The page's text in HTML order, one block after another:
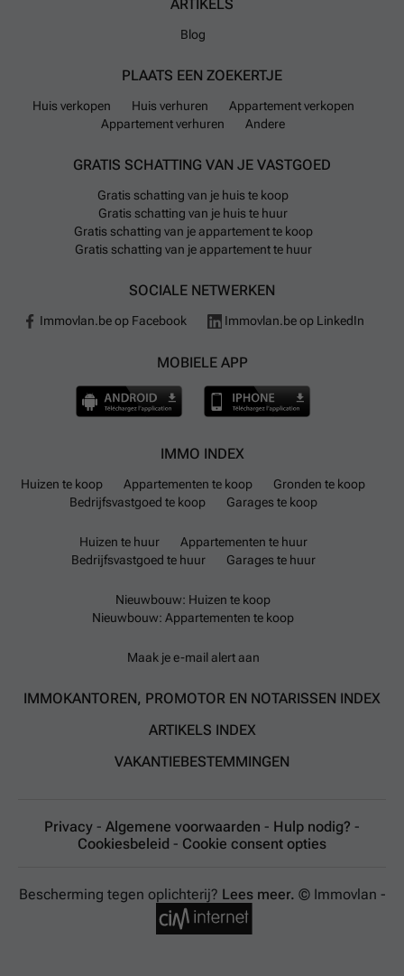
ARTIKELS
Blog
PLAATS EEN ZOEKERTJE
Huis verkopen Huis verhuren
Appartement verkopen
Appartement verhuren
Andere
GRATIS SCHATTING VAN JE VASTGOED
Gratis schatting van je huis te koop
Gratis schatting van je huis te huur
Gratis schatting van je appartement te koop
Gratis schatting van je appartement te huur
SOCIALE NETWERKEN
Immovlan.be op Facebook Immovlan.be op LinkedIn
MOBIELE APP
IMMO INDEX
Huizen te koop Appartementen te koop
Gronden te koop
Bedrijfsvastgoed te koop
Garages te koop
Huizen te huur
Appartementen te huur
Bedrijfsvastgoed te huur
Garages te huur
Nieuwbouw: Huizen te koop
Nieuwbouw: Appartementen te koop
Maak je e-mail alert aan
IMMOKANTOREN, PROMOTOR EN NOTARISSEN INDEX
ARTIKELS INDEX
VAKANTIEBESTEMMINGEN
Privacy - Algemene voorwaarden - Hulp nodig? -
Cookiesbeleid - Cookie consent opties
Bescherming tegen oplichterij? Lees meer. © Immovlan -